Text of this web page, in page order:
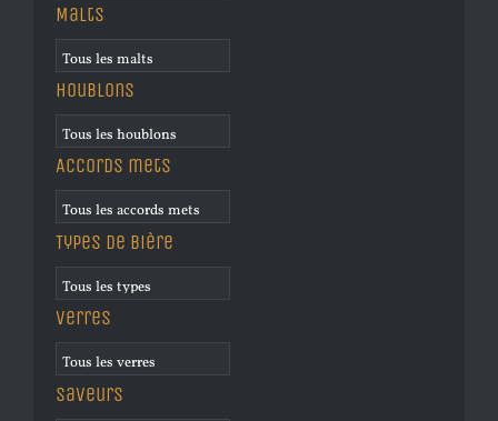
Malts
Houblons
Accords mets
Types de bière
Verres
Saveurs